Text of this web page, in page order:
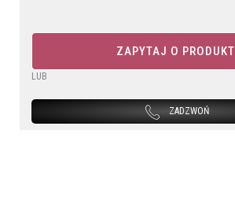
ZAPYTAJ O PRODUKT
LUB
ZADZWOŃ